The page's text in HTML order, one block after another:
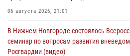
06 августа 2026, 21:01
В Нижнем Новгороде состоялось
семинар по вопросам развития
Росгвардии (видео)